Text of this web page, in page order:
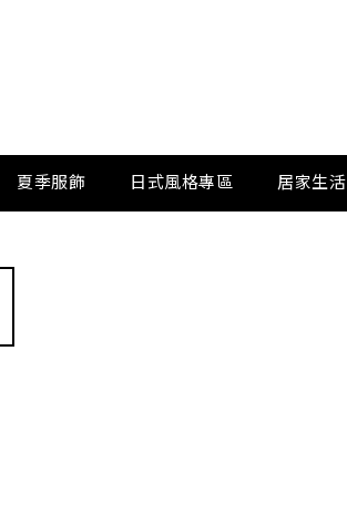
夏季服飾 日式風格專區 居家生活